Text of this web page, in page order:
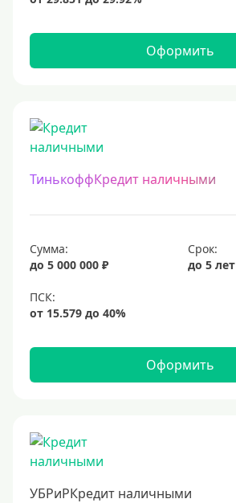
Оформить
ТинькоффКредит наличными
Сумма:
до 5 000 000 ₽
Срок:
до 5 лет
Оформить
УБРиРКредит наличными